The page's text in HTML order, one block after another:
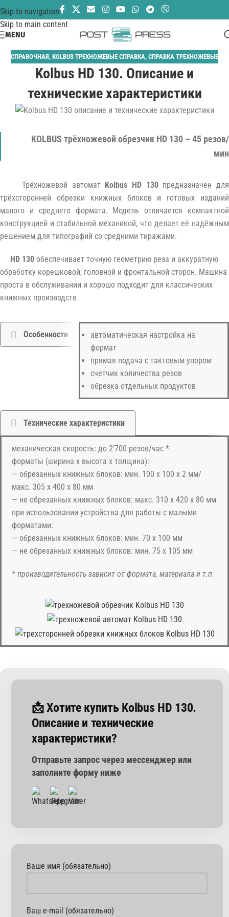
Skip to navigation
Skip to main content
MENU
СПРАВОЧНАЯ, KOLBUS ТРЕХНОЖЕВЫЕ СПРАВКА, СПРАВКА ТРЕХНОЖЕВЫЕ
Kolbus HD 130. Описание и
технические характеристики
KOLBUS трёхножевой обрезчик HD 130 – 45 резов/
мин
Трёхножевой автомат Kolbus HD 130предназначен для
трёхсторонней обрезки книжных блоков и готовых изданий
малого и среднего формата. Модель отличается компактной
конструкцией и стабильной механикой, что делает её надёжным
решением для типографий со средними тиражами.
HD 130 обеспечивает точную геометрию реза и аккуратную
обработку корешковой, головной и фронтальной сторон. Машина
проста в обслуживании и хорошо подходит для классических
книжных производств.
Особенности
автоматическая настройка на
формат
прямая подача с тактовым упором
счетчик количества резов
обрезка отдельных продуктов
Технические характеристики
механическая скорость: до 2’700 резов/час *
форматы (ширина х высота х толщина):
— обрезанных книжных блоков: мин. 100 х 100 х 2 мм/
макс. 305 х 400 х 80 мм
— не обрезанных книжных блоков: макс. 310 х 420 х 80 мм
при использовании устройства для работы с малыми
форматами:
— обрезанных книжных блоков: мин. 70 х 100 мм
— не обрезанных книжных блоков: мин. 75 х 105 мм
* производительность зависит от формата, материала и т.п.
📩 Хотите купить Kolbus HD 130.
Описание и технические
характеристики?
Отправьте запрос через мессенджер или
заполните форму ниже
Ваше имя (обязательно)
Ваш e-mail (обязательно)